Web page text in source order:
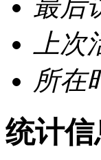
最后
上
所在
统计信